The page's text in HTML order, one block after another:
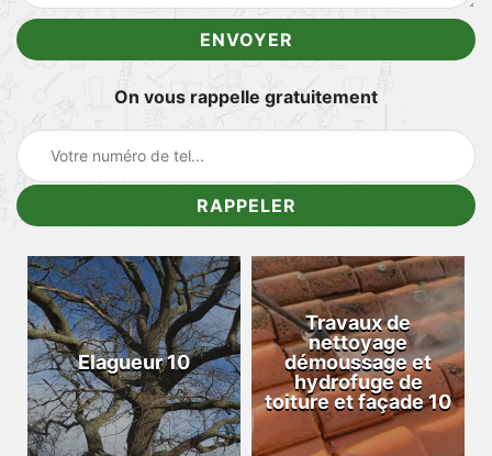
On vous rappelle gratuitement
Elagueur 10
Travaux de
nettoyage
démoussage et
hydrofuge de
toiture et façade 10